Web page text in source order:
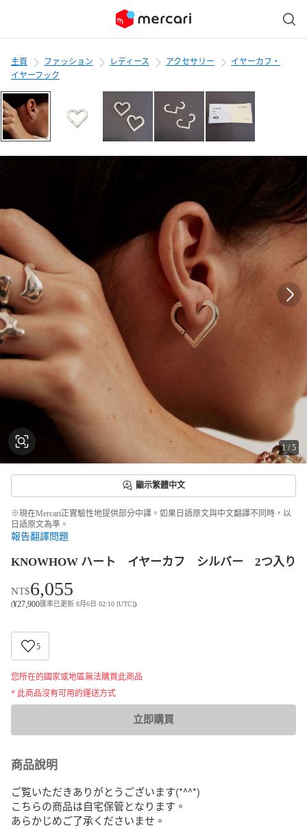
主頁 ファッション レディース アクセサリー
イヤーカフ・
イヤーフック
1 /5
顯示繁體中文
※現在Mercari正實驗性地提供部分中譯。如果日語原文與中文翻譯不同時，以
日語原文為準。
報告翻譯問題
KNOWHOW ハート イヤーカフ シルバー 2つ入り
NT$6,055
(¥27,900匯率已更新 8月6日 02:10 [UTC])
5
您所在的國家或地區無法購買此商品
* 此商品沒有可用的運送方式
立即購買
商品說明
ご覧いただきありがとうございます(*^^*)
こちらの商品は自宅保管となります。
あらかじめご了承くださいませ。